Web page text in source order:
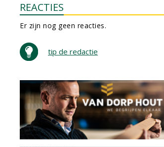
REACTIES
Er zijn nog geen reacties.
tip de redactie